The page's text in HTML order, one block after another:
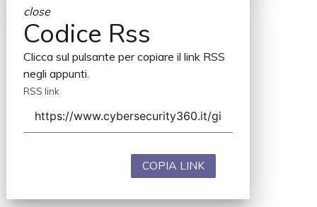
close
Codice Rss
Clicca sul pulsante per copiare il link RSS
negli appunti.
RSS link
COPIA LINK